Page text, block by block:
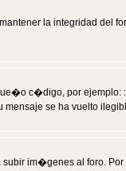
la integridad del
c�digo, por ejemplo:
se ha vuelto
im�genes al foro.